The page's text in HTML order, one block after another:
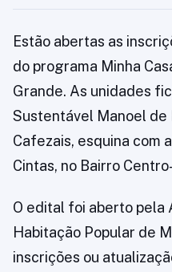
Estão abertas as
do programa Minha
Grande. As unidades
Sustentável Manoel de
Cafezais, esquina com
Cintas, no Bairro
O edital foi aberto pela
Habitação Popular de
inscrições ou